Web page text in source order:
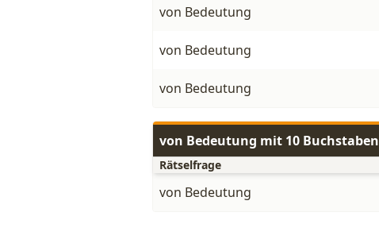
von Bedeutung
von Bedeutung
von Bedeutung
von Bedeutung mit 10 Buchstaben
Rätselfrage
von Bedeutung